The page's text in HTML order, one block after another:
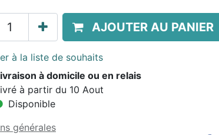
AJOUTER AU PANIER
à la liste de souhaits
à domicile ou en relais
à partir du 10 Aout
Disponible
générales